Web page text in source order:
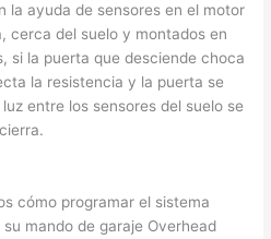
la ayuda de sensores en el motor
cerca del suelo y montados en
si la puerta que desciende choca
la resistencia y la puerta se
entre los sensores del suelo se
cómo programar el sistema
mando de garaje Overhead